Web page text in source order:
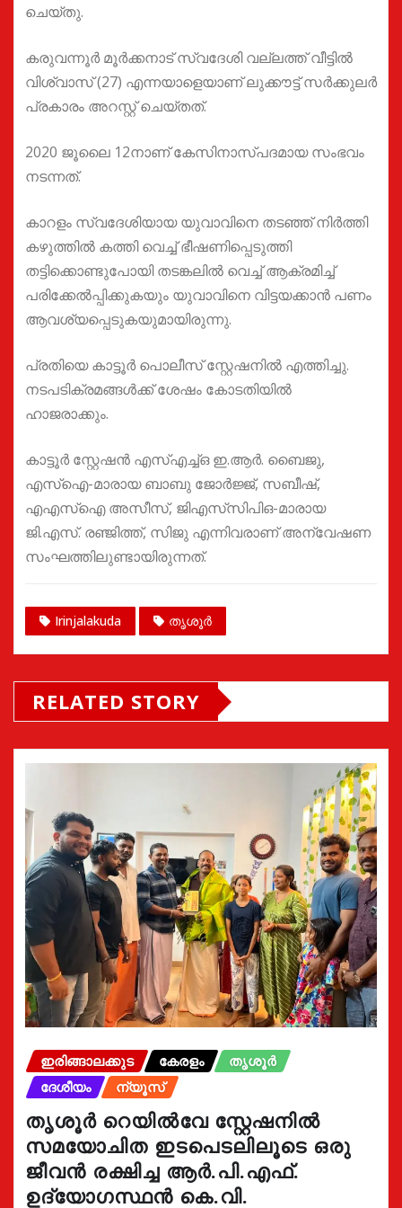
ചെയ്തു.
കരുവന്നൂർ മൂർക്കനാട് സ്വദേശി വല്ലത്ത് വീട്ടിൽ
വിശ്വാസ് (27) എന്നയാളെയാണ് ലുക്കൗട്ട് സർക്കുലർ
പ്രകാരം അറസ്റ്റ് ചെയ്തത്.
2020 ജൂലൈ 12നാണ് കേസിനാസ്പദമായ സംഭവം
നടന്നത്.
കാറളം സ്വദേശിയായ യുവാവിനെ തടഞ്ഞ് നിർത്തി
കഴുത്തിൽ കത്തി വെച്ച് ഭീഷണിപ്പെടുത്തി
തട്ടിക്കൊണ്ടുപോയി തടങ്കലിൽ വെച്ച് ആക്രമിച്ച്
പരിക്കേൽപ്പിക്കുകയും യുവാവിനെ വിട്ടയക്കാൻ പണം
ആവശ്യപ്പെടുകയുമായിരുന്നു.
പ്രതിയെ കാട്ടൂർ പൊലീസ് സ്റ്റേഷനിൽ എത്തിച്ചു.
നടപടിക്രമങ്ങൾക്ക് ശേഷം കോടതിയിൽ
ഹാജരാക്കും.
കാട്ടൂർ സ്റ്റേഷൻ എസ്എച്ച്ഒ ഇ.ആർ. ബൈജു,
എസ്ഐ-മാരായ ബാബു ജോർജ്ജ്, സബീഷ്,
എഎസ്ഐ അസീസ്, ജിഎസ്‌സിപിഒ-മാരായ
ജി.എസ്. രഞ്ജിത്ത്, സിജു എന്നിവരാണ് അന്വേഷണ
സംഘത്തിലുണ്ടായിരുന്നത്.
Irinjalakuda തൃശൂർ
RELATED STORY
ഇരിങ്ങാലക്കുട കേരളം
തൃശൂർ
ദേശീയം
ന്യൂസ്
തൃശൂർ റെയിൽവേ സ്റ്റേഷനിൽ
സമയോചിത ഇടപെടലിലൂടെ ഒരു
ജീവൻ രക്ഷിച്ച ആർ.പി.എഫ്.
ഉദ്യോഗസ്ഥൻ കെ.വി.